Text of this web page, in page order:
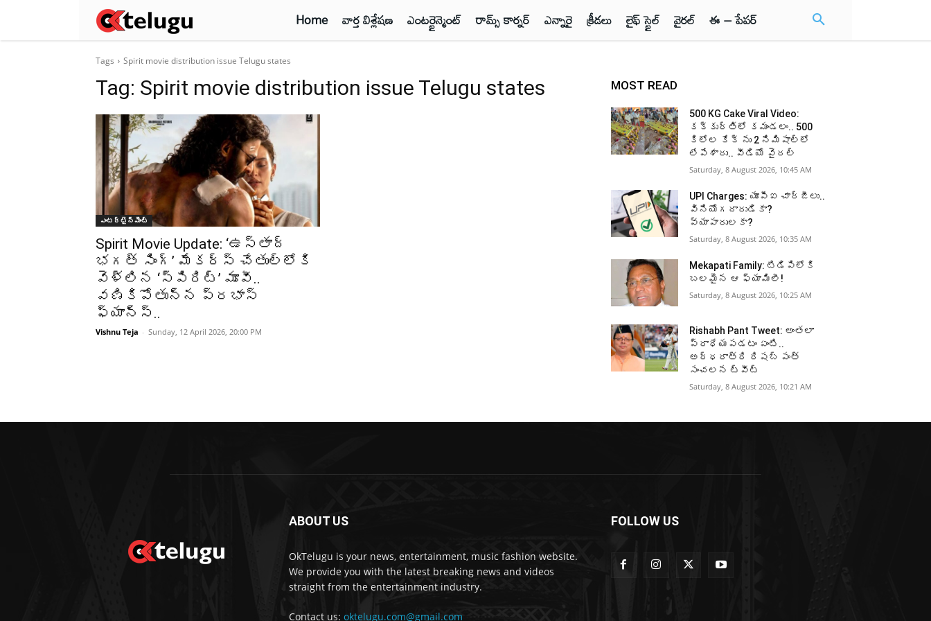
Home వార్త విశ్లేషణ ఎంటర్టైన్మెంట్ రామ్స్ కార్నర్ ఎన్నారై క్రీడలు లైఫ్ స్టైల్ వైరల్ ఈ – పేపర్
Tags Spirit movie distribution issue Telugu states
Tag: Spirit movie distribution issue Telugu states
ఎంటర్టైన్మెంట్
Spirit Movie Update: ‘ఉస్తాద్
భగత్ సింగ్’ మేకర్స్ చేతుల్లోకి
వెళ్లిన ‘స్పిరిట్’ మూవీ..
వణికిపోతున్న ప్రభాస్
ఫ్యాన్స్..
Vishnu Teja - Sunday, 12 April 2026, 20:00 PM
MOST READ
500 KG Cake Viral Video:
కక్కుర్తిలో కమండలం.. 500
కిలోల కేక్ ను 2 నిమిషాల్లో
లేపేశారు.. వీడియో వైరల్
Saturday, 8 August 2026, 10:45 AM
UPI Charges: యూపీఐ చార్జీలు..
వినియోగదారుడికా?
వ్యాపారులకా?
Saturday, 8 August 2026, 10:35 AM
Mekapati Family: టిడిపిలోకి
బలమైన ఆ ఫ్యామిలీ!
Saturday, 8 August 2026, 10:25 AM
Rishabh Pant Tweet: అంతలా
ప్రాధేయపడటం ఏంటి..
అర్ధరాత్రి రిషబ్ పంత్
సంచలన ట్వీట్
Saturday, 8 August 2026, 10:21 AM
ABOUT US
OkTelugu is your news, entertainment, music fashion website.
We provide you with the latest breaking news and videos
straight from the entertainment industry.
Contact us: oktelugu.com@gmail.com
FOLLOW US